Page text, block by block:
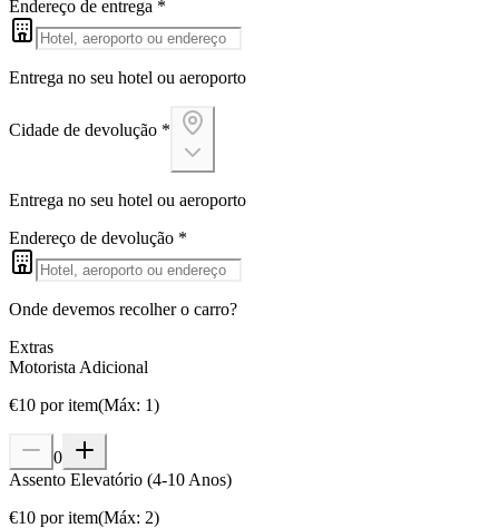
Endereço de entrega *
Entrega no seu hotel ou aeroporto
Cidade de devolução *
Entrega no seu hotel ou aeroporto
Endereço de devolução *
Onde devemos recolher o carro?
Extras
Motorista Adicional
€10 por item(Máx: 1)
0
Assento Elevatório (4-10 Anos)
€10 por item(Máx: 2)